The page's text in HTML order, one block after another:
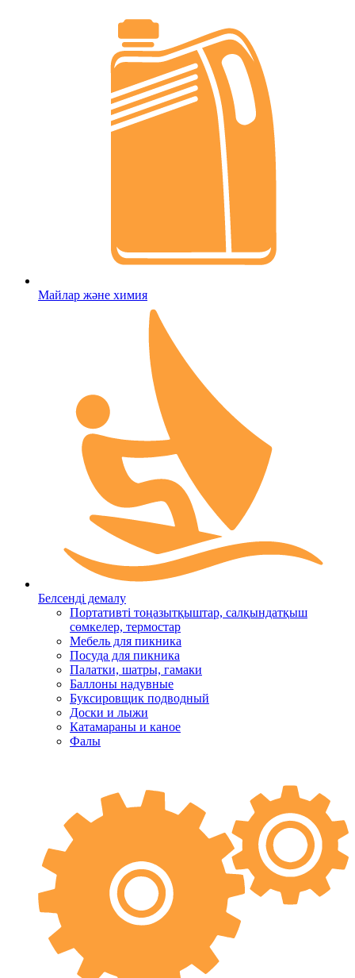
Майлар және химия
Белсенді демалу
Портативті тоңазытқыштар, салқындатқыш
сөмкелер, термостар
Мебель для пикника
Посуда для пикника
Палатки, шатры, гамаки
Баллоны надувные
Буксировщик подводный
Доски и лыжи
Катамараны и каное
Фалы